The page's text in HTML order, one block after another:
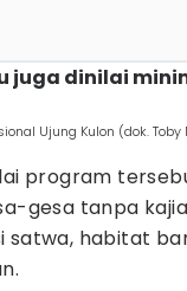
juga dinilai
Ujung Kulon (dok. Toby
program
gesa tanpa
satwa, habitat